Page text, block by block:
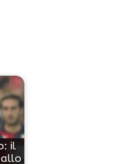
il
allo